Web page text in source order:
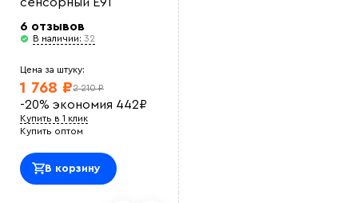
6 отзывов
В наличии: 32
Цена за штуку:
2 210 ₽
1 768 ₽
-20% экономия 442₽
Купить в 1 клик
Купить оптом
В корзину